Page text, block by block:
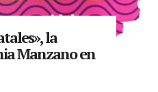
la
Manzano en